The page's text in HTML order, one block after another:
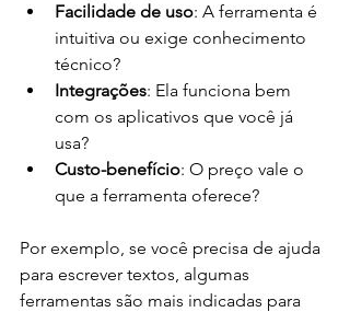
Facilidade de uso: A ferramenta é
intuitiva ou exige conhecimento
técnico?
Integrações: Ela funciona bem
com os aplicativos que você já
usa?
Custo-benefício: O preço vale o
que a ferramenta oferece?
Por exemplo, se você precisa de ajuda
para escrever textos, algumas
ferramentas são mais indicadas para